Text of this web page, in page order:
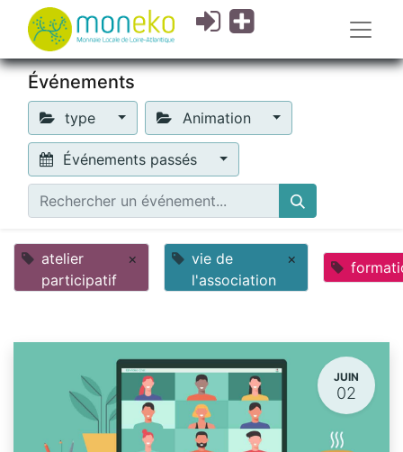
Événements
type Animation
Événements passés
atelier
participatif
×
vie de
l'association
×
JUIN
02